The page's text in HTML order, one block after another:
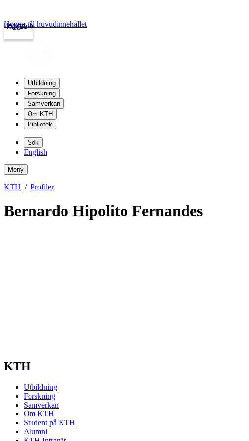
kth.se
Logga in
Hoppa till huvudinnehållet
Utbildning
Forskning
Samverkan
Om KTH
Bibliotek
Sök
English
Meny
KTH Profiler
Bernardo Hipolito Fernandes
KTH
Utbildning
Forskning
Samverkan
Om KTH
Student på KTH
Alumni